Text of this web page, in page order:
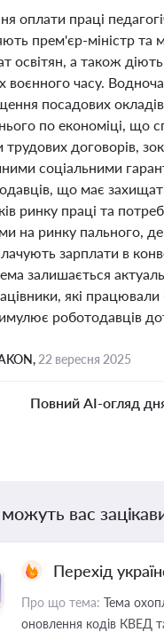
оплати праці
прем'єр-міністр та
освітян, а також
воєнного часу.
посадових окладів
по економіці, що
договорів,
соціальними
що має
ринку праці та
на ринку пального,
зарплати в
залишається
які працювали
роботодавців
22 вересня 2025
Повний AI-огляд
вас
Перехід
Про що тема: Тема
оновлення кодів КВЕД